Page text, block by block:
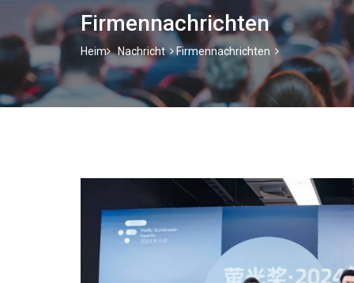
Firmennachrichten
Heim Nachricht Firmennachrichten